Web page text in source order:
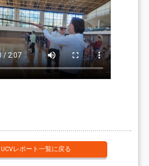
UCVレポート一覧に戻る